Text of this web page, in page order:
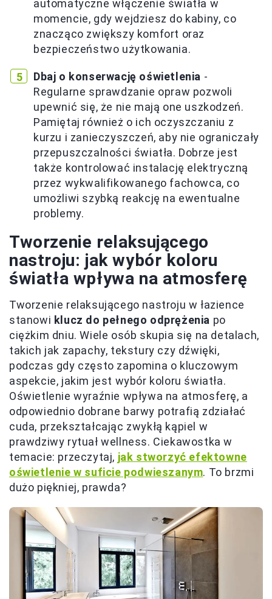
automatyczne włączenie światła w
momencie, gdy wejdziesz do kabiny, co
znacząco zwiększy komfort oraz
bezpieczeństwo użytkowania.
Dbaj o konserwację oświetlenia -
Regularne sprawdzanie opraw pozwoli
upewnić się, że nie mają one uszkodzeń.
Pamiętaj również o ich oczyszczaniu z
kurzu i zanieczyszczeń, aby nie ograniczały
przepuszczalności światła. Dobrze jest
także kontrolować instalację elektryczną
przez wykwalifikowanego fachowca, co
umożliwi szybką reakcję na ewentualne
problemy.
Tworzenie relaksującego
nastroju: jak wybór koloru
światła wpływa na atmosferę
Tworzenie relaksującego nastroju w łazience
stanowi klucz do pełnego odprężenia po
ciężkim dniu. Wiele osób skupia się na detalach,
takich jak zapachy, tekstury czy dźwięki,
podczas gdy często zapomina o kluczowym
aspekcie, jakim jest wybór koloru światła.
Oświetlenie wyraźnie wpływa na atmosferę, a
odpowiednio dobrane barwy potrafią zdziałać
cuda, przekształcając zwykłą kąpiel w
prawdziwy rytuał wellness. Ciekawostka w
temacie: przeczytaj, jak stworzyć efektowne
oświetlenie w suficie podwieszanym. To brzmi
dużo piękniej, prawda?